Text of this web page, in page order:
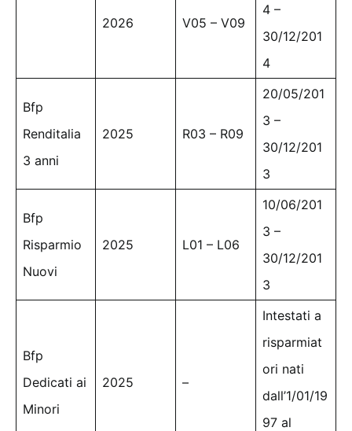
2026 V05 – V09
4 –
30/12/201
4
Bfp
Renditalia
3 anni
2025 R03 – R09
20/05/201
3 –
30/12/201
3
Bfp
Risparmio
Nuovi
2025 L01 – L06
10/06/201
3 –
30/12/201
3
Bfp
Dedicati ai
Minori
2025 –
Intestati a
risparmiat
ori nati
dall’1/01/19
97 al